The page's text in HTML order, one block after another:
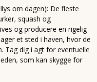
om dagen): De fleste
squash og
og producere en rigelig
et sted i haven, hvor de
Tag dig i agt for eventuelle
som kan skygge for